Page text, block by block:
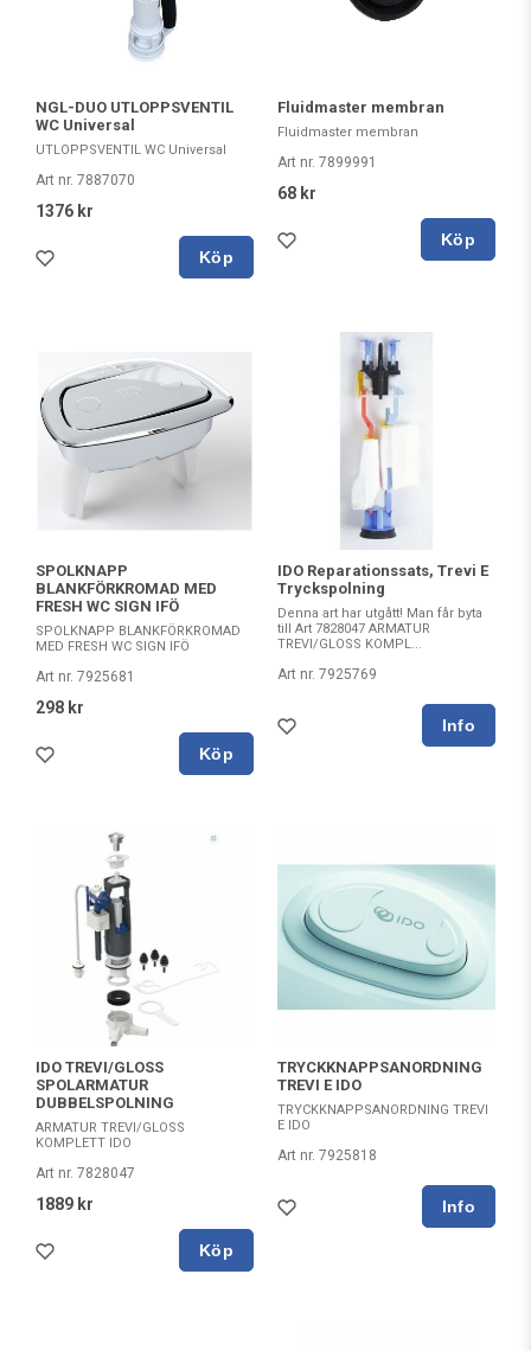
NGL-DUO UTLOPPSVENTIL
WC Universal
UTLOPPSVENTIL WC Universal
Art nr. 7887070
1376 kr
Köp
Fluidmaster membran
Fluidmaster membran
Art nr. 7899991
68 kr
Köp
SPOLKNAPP
BLANKFÖRKROMAD MED
FRESH WC SIGN IFÖ
SPOLKNAPP BLANKFÖRKROMAD
MED FRESH WC SIGN IFÖ
Art nr. 7925681
298 kr
Köp
IDO Reparationssats, Trevi E
Tryckspolning
Denna art har utgått! Man får byta
till Art 7828047 ARMATUR
TREVI/GLOSS KOMPL...
Art nr. 7925769
IDO TREVI/GLOSS
SPOLARMATUR
DUBBELSPOLNING
ARMATUR TREVI/GLOSS
KOMPLETT IDO
Art nr. 7828047
1889 kr
Köp
TRYCKKNAPPSANORDNING
TREVI E IDO
TRYCKKNAPPSANORDNING TREVI
E IDO
Art nr. 7925818